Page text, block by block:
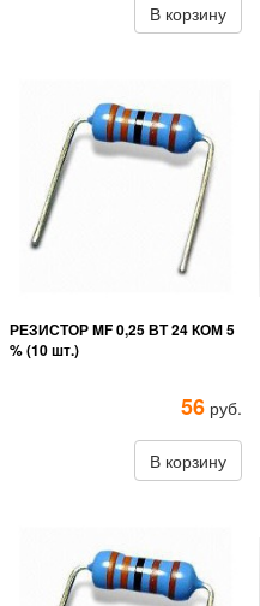
В корзину
РЕЗИСТОР MF 0,25 ВТ 24 КОМ 5
% (10 шт.)
56 руб.
В корзину